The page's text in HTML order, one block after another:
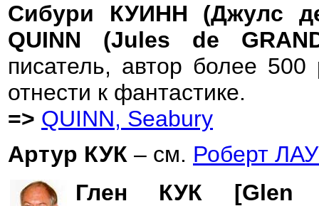
Сибури КУИНН (Джулс
QUINN (Jules de
писатель, автор более
отнести к фантастике.
=> QUINN, Seabury
Артур КУК – см. Роберт
Глен КУК [Glen